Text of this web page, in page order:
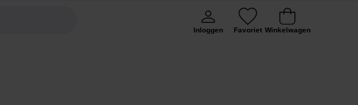
Inloggen Favoriet Winkelwagen